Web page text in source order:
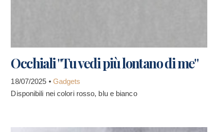
Occhiali "Tu vedi più lontano di me"
18/07/2025 • Gadgets
Disponibili nei colori rosso, blu e bianco